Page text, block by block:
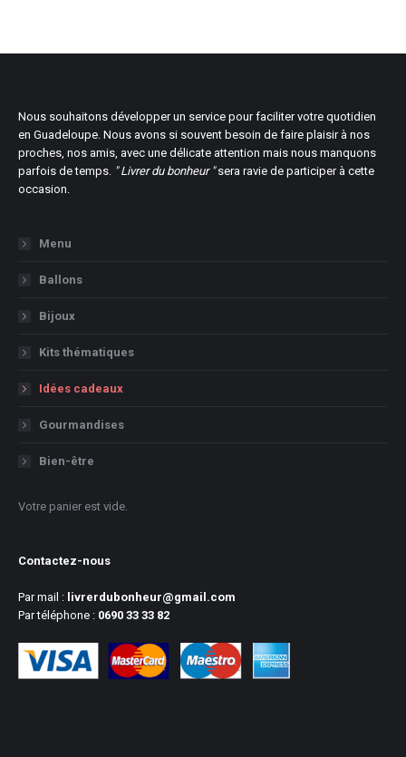
Nous souhaitons développer un service pour faciliter votre quotidien
en Guadeloupe. Nous avons si souvent besoin de faire plaisir à nos
proches, nos amis, avec une délicate attention mais nous manquons
parfois de temps. " Livrer du bonheur "sera ravie de participer à cette
occasion.
Menu
Ballons
Bijoux
Kits thématiques
Idées cadeaux
Gourmandises
Bien-être
Votre panier est vide.
Contactez-nous
Par mail : livrerdubonheur@gmail.com
Par téléphone : 0690 33 33 82